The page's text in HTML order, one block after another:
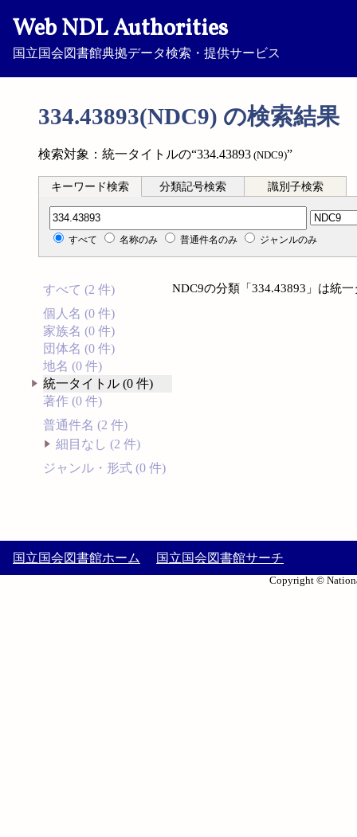
Web NDL Authorities
国立国会図書館典拠データ検索・提供サービス
334.43893(NDC9) の検索結果
検索対象：統一タイトルの“334.43893 (NDC9)”
キーワード検索 分類記号検索 識別子検索
分類記号検索
すべて 名称のみ 普通件名のみ ジャンルのみ
すべて (2 件)
個人名 (0 件)
家族名 (0 件)
団体名 (0 件)
地名 (0 件)
統一タイトル (0 件)
著作 (0 件)
普通件名 (2 件)
細目なし (2 件)
ジャンル・形式 (0 件)
NDC9の分類「334.43893」は統
国立国会図書館ホーム 国立国会図書館サーチ
Copyright ©